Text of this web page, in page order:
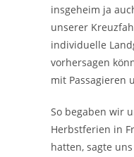
insgeheim ja
unserer
individuelle
vorhersagen
mit Passagieren
So begaben wir
Herbstferien in
hatten, sagte